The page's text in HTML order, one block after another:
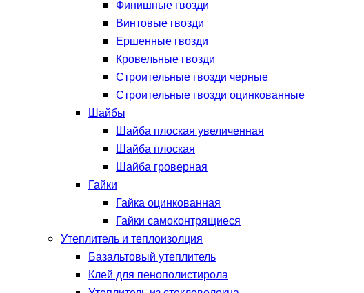
Финишные гвозди
Винтовые гвозди
Ершенные гвозди
Кровельные гвозди
Строительные гвозди черные
Строительные гвозди оцинкованные
Шайбы
Шайба плоская увеличенная
Шайба плоская
Шайба гроверная
Гайки
Гайка оцинкованная
Гайки самоконтрящиеся
Утеплитель и теплоизолция
Базальтовый утеплитель
Клей для пенополистирола